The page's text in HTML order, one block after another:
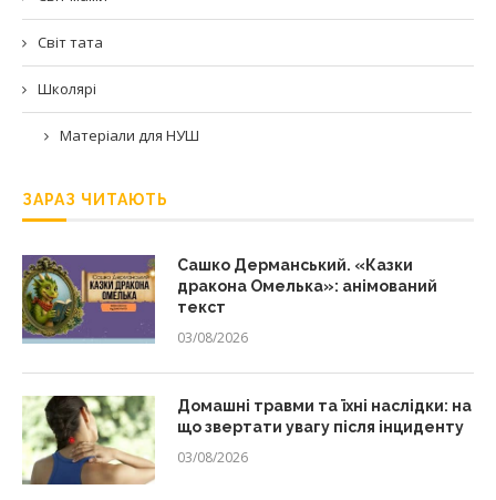
Світ тата
Школярі
Матеріали для НУШ
ЗАРАЗ ЧИТАЮТЬ
Сашко Дерманський. «Казки
дракона Омелька»: анімований
текст
03/08/2026
Домашні травми та їхні наслідки: на
що звертати увагу після інциденту
03/08/2026